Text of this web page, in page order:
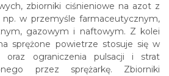
zbiorniki ciśnieniowe na azot z
np. w przemyśle farmaceutycznym,
gazowym i naftowym. Z kolei
sprężone powietrze stosuje się w
oraz ograniczenia pulsacji i strat
przez sprężarkę. Zbiorniki